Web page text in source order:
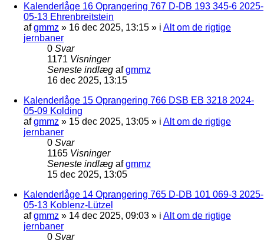
Kalenderlåge 16 Oprangering 767 D-DB 193 345-6 2025-
05-13 Ehrenbreitstein
afgmmz » 16 dec 2025, 13:15 » i Alt om de rigtige
jernbaner
0 Svar
1171 Visninger
Seneste indlæg afgmmz
16 dec 2025, 13:15
Kalenderlåge 15 Oprangering 766 DSB EB 3218 2024-
05-09 Kolding
afgmmz » 15 dec 2025, 13:05 » i Alt om de rigtige
jernbaner
0 Svar
1165 Visninger
Seneste indlæg afgmmz
15 dec 2025, 13:05
Kalenderlåge 14 Oprangering 765 D-DB 101 069-3 2025-
05-13 Koblenz-Lützel
afgmmz » 14 dec 2025, 09:03 » i Alt om de rigtige
jernbaner
0 Svar